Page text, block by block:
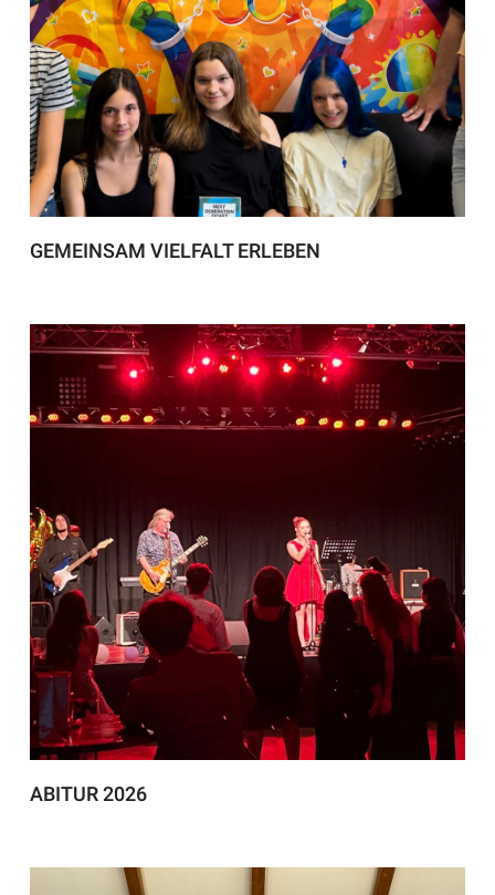
GEMEINSAM VIELFALT ERLEBEN
ABITUR 2026